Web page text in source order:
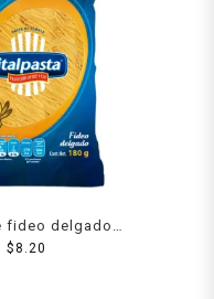
fideo delgado
180 g
$ 8.20